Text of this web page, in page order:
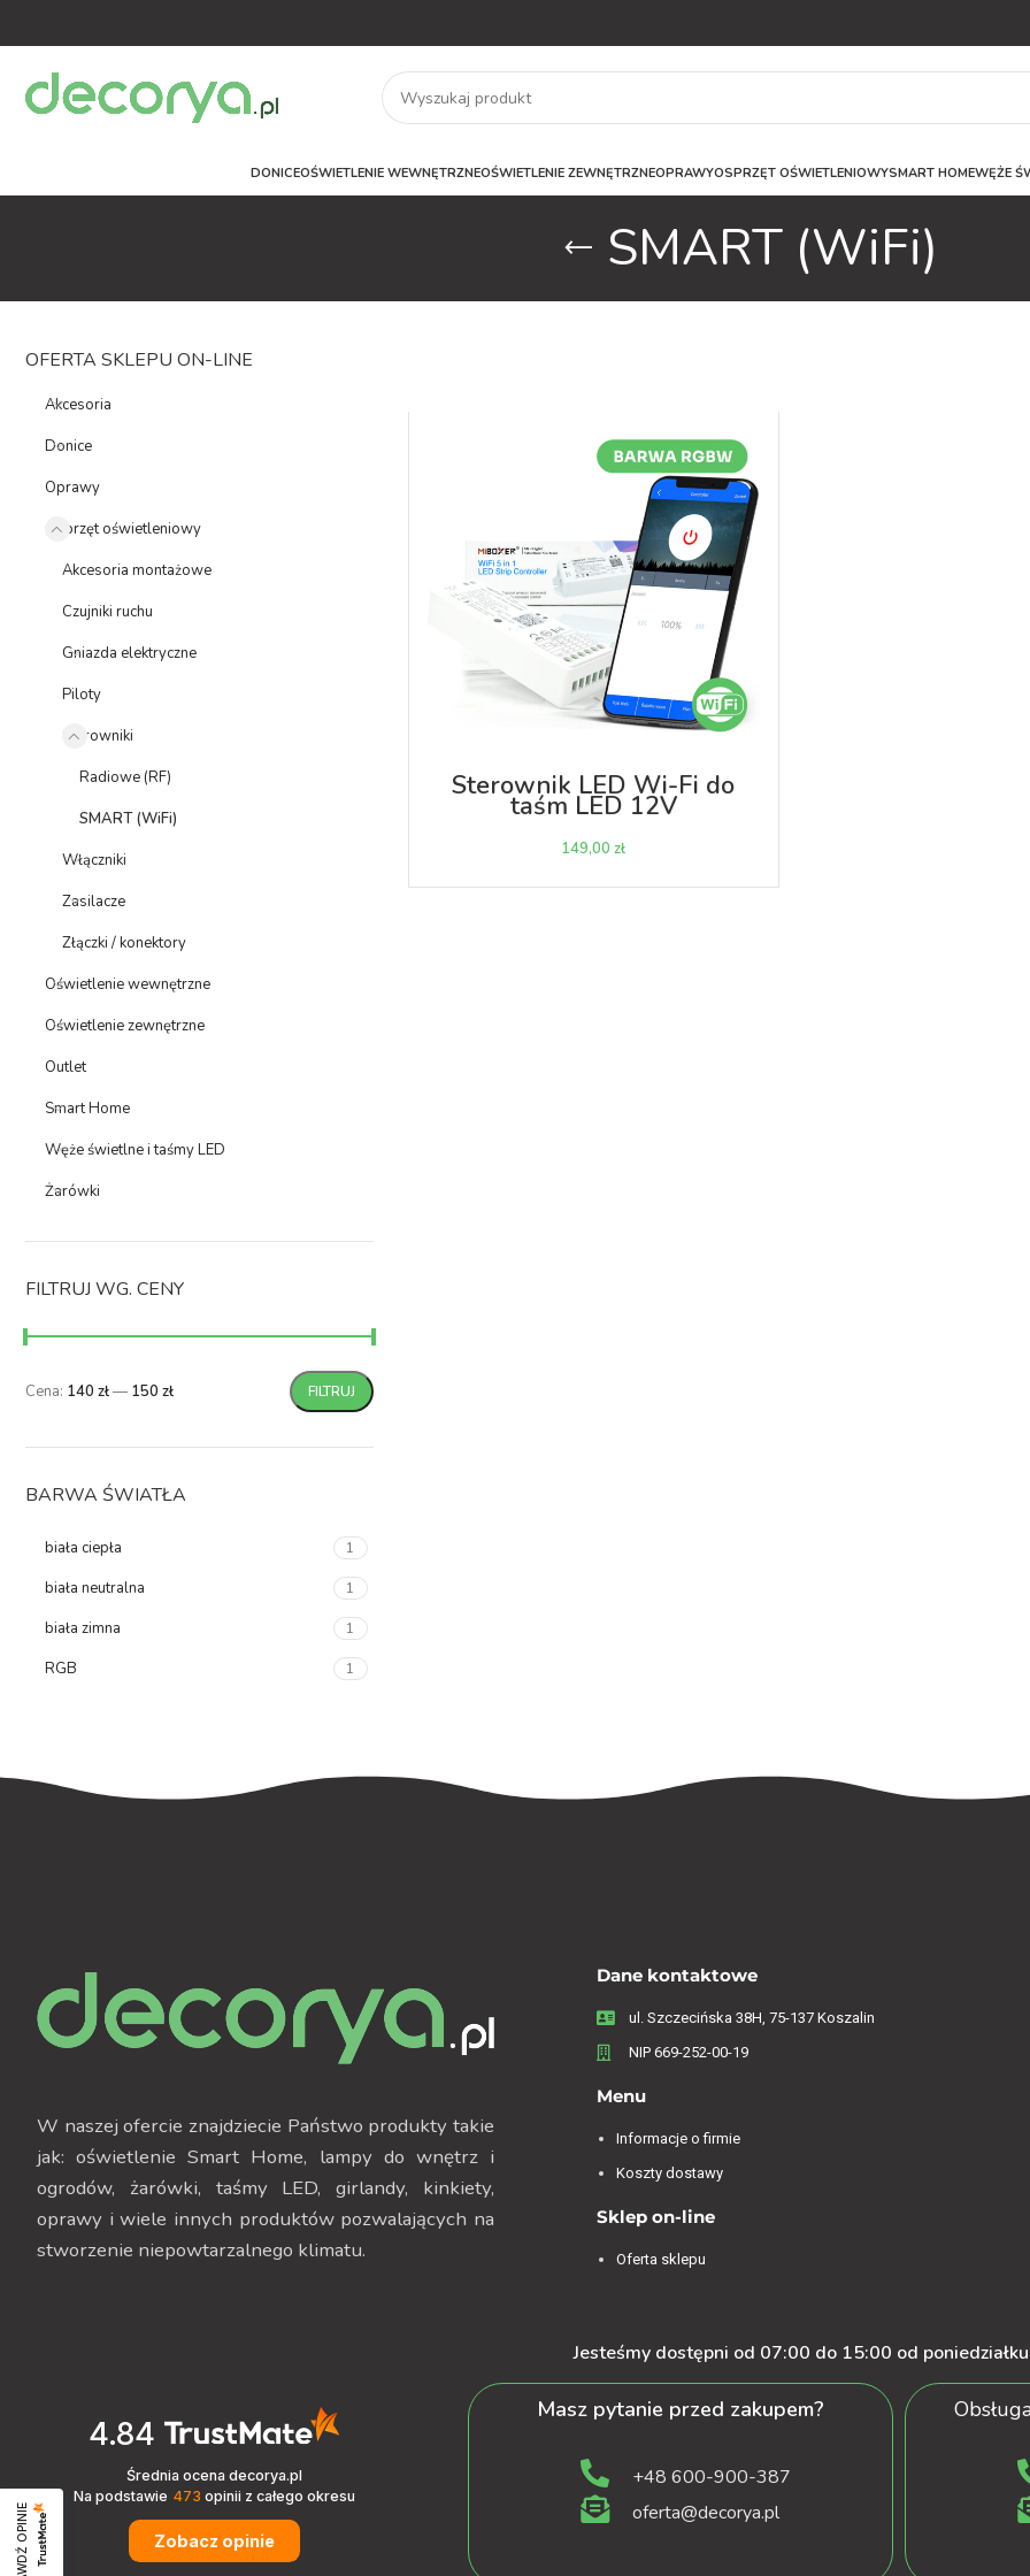
DONICEOŚWIETLENIE WEWNĘTRZNEOŚWIETLENIE ZEWNĘTRZNEOPRAWYOSPRZĘT OŚWIETLENIOWYSMART HOMEWĘŻE
SMART (WiFi)
OFERTA SKLEPU ON-LINE
Akcesoria
Donice
Oprawy
Osprzęt oświetleniowy
Akcesoria montażowe
Czujniki ruchu
Gniazda elektryczne
Piloty
Sterowniki
Radiowe (RF)
SMART (WiFi)
Włączniki
Zasilacze
Złączki / konektory
Oświetlenie wewnętrzne
Oświetlenie zewnętrzne
Outlet
Smart Home
Węże świetlne i taśmy LED
Żarówki
FILTRUJ WG. CENY
FILTRUJ
Cena: 140 zł— 150 zł
BARWA ŚWIATŁA
biała ciepła 1
biała neutralna 1
biała zimna 1
RGB 1
Sterownik LED Wi-Fi do
taśm LED 12V
zł
W naszej ofercie znajdziecie Państwo produkty takie
jak: oświetlenie Smart Home, lampy do wnętrz i
ogrodów, żarówki, taśmy LED, girlandy, kinkiety,
oprawy i wiele innych produktów pozwalających na
stworzenie niepowtarzalnego klimatu.
Dane kontaktowe
ul. Szczecińska 38H, 75-137 Koszalin
NIP 669-252-00-19
Menu
Informacje o firmie
Koszty dostawy
Sklep on-line
Oferta sklepu
Jesteśmy dostępni od 07:00 do 15:00 od
4.84
Średnia ocena decorya.pl
Na podstawie 473 opinii z całego okresu
Zobacz opinie
Masz pytanie przed zakupem?
+48 600-900-387
oferta@decorya.pl
SPRAWDŹ OPINIE